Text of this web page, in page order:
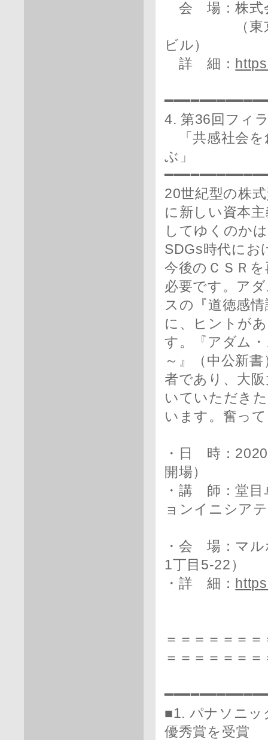
会 場：株式
（東京都中
ビル）
詳 細：
4. 第36回フィ
「共感社会を
ぶ」
20世紀型の株
に新しい資本
してゆくのか
SDGs時代にお
今後のＣＳＲ
必要です。ア
スの『道徳感
に、ヒントが
す。『アダム
～』（中公新
者であり、大
いていただき
います。奮っ
・日 時：
開場）
・講 師：堂目
ョンイニシア
・会 場：マル
1丁目5-22）
・詳 細：
＝＝＝＝＝＝
＝＝＝＝＝＝＝
■1. パナソニ
優秀賞を受賞